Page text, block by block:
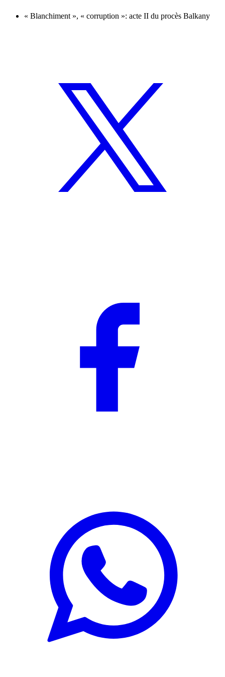
« Blanchiment », « corruption »: acte II du procès Balkany